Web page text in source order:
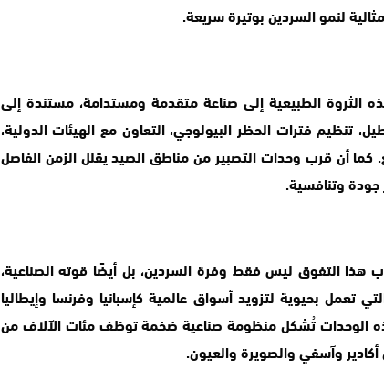
لنمو السردين بوتيرة سريعة.
الثروة الطبيعية إلى صناعة متقدمة ومستدامة، مستندة إلى
فترات الحظر البيولوجي، التعاون مع الهيئات الدولية،
كما أن قرب وحدات التصبير من مناطق الصيد يقلل الزمن الفاصل
جودة وتنافسية.
التفوق ليس فقط وفرة السردين، بل أيضًا قوته الصناعية،
تعمل بحيوية لتزويد أسواق عالمية كإسبانيا وفرنسا وإيطاليا
الوحدات تُشكل منظومة صناعية ضخمة توظف مئات الآلاف من
وآسفي والصويرة والعيون.